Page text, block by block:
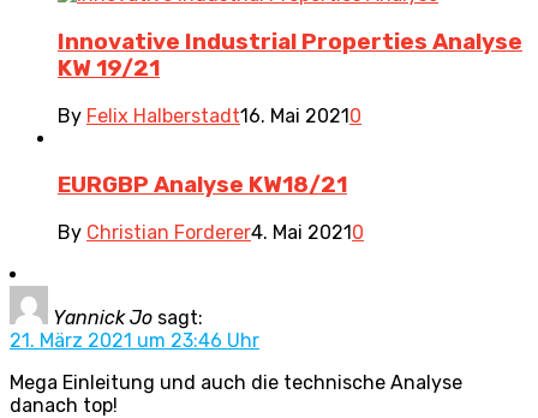
Innovative Industrial Properties Analyse
KW 19/21
By Felix Halberstadt16. Mai 20210
EURGBP Analyse KW18/21
By Christian Forderer4. Mai 20210
Yannick Jo sagt:
21. März 2021 um 23:46 Uhr
Mega Einleitung und auch die technische Analyse
danach top!